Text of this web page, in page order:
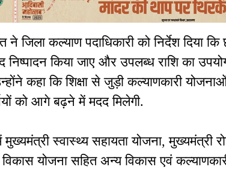
ने जिला कल्याण पदाधिकारी को निर्देश दिया
निष्पादन किया जाए और उपलब्ध राशि का
कहा कि शिक्षा से जुड़ी कल्याणकारी
को आगे बढ़ने में मदद मिलेगी.
स्वास्थ्य सहायता योजना, मुख्यमंत्री
योजना सहित अन्य विकास एवं